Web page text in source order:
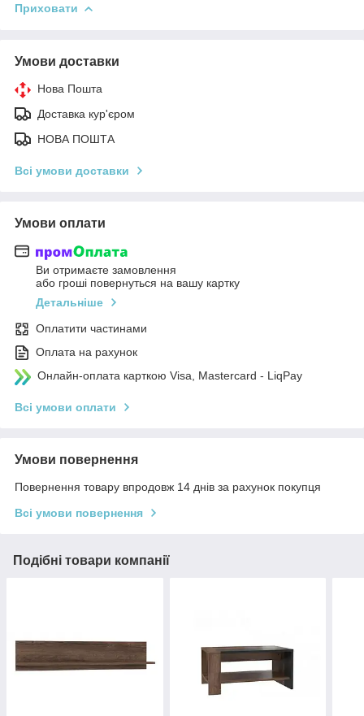
Приховати
Умови доставки
Нова Пошта
Доставка кур'єром
НОВА ПОШТА
Всі умови доставки
Умови оплати
Ви отримаєте замовлення
або гроші повернуться на вашу картку
Детальніше
Оплатити частинами
Оплата на рахунок
Онлайн-оплата карткою Visa, Mastercard - LiqPay
Всі умови оплати
Умови повернення
Повернення товару впродовж 14 днів за рахунок покупця
Всі умови повернення
Подібні товари компанії